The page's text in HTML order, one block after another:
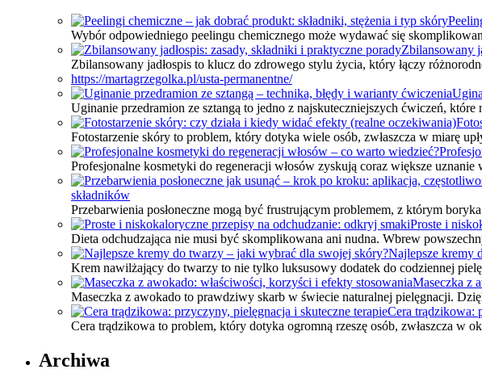
Wybór odpowiedniego peelingu chemicznego może wydawać się
Zbilansowany
Zbilansowany jadłospis to klucz do zdrowego stylu życia, który łączy
https://martagrzegolka.pl/usta-permanentne/
Uginanie przedramion ze sztangą to jedno z najskuteczniejszych ćwiczeń,
Fotostarzenie skóry to problem, który dotyka wiele osób, zwłaszcza w miarę
Profesjonalne kosmetyki do regeneracji włosów zyskują coraz większe
składników
Przebarwienia posłoneczne mogą być frustrującym problemem, z którym
Proste i
Dieta odchudzająca nie musi być skomplikowana ani nudna. Wbrew
Najlepsze kremy
Krem nawilżający do twarzy to nie tylko luksusowy dodatek do codziennej
Maseczka z
Maseczka z awokado to prawdziwy skarb w świecie naturalnej pielęgnacji.
Cera trądzikowa:
Cera trądzikowa to problem, który dotyka ogromną rzeszę osób, zwłaszcza w
Archiwa